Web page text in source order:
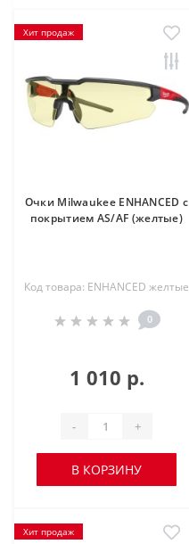
Хит продаж
Очки Milwaukee ENHANCED с
покрытием AS/AF (желтые)
Код товара: ENHANCED желтые
0
1 010 р.
- +
В КОРЗИНУ
Хит продаж